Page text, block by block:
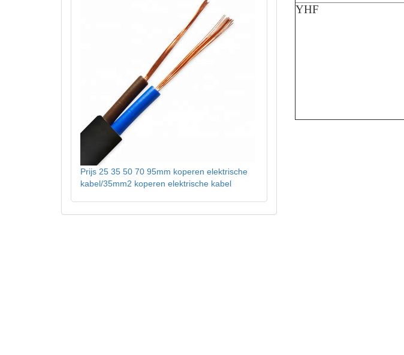
YHF
Prijs 25 35 50 70 95mm koperen elektrische
kabel/35mm2 koperen elektrische kabel